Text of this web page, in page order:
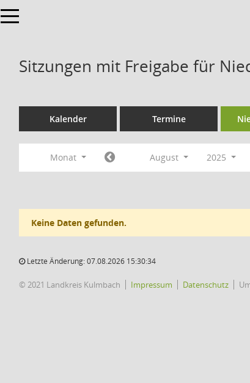
Toggle navigation
Sitzungen mit Freigabe für
Kalender Termine
Monat August 2025
Keine Daten gefunden.
Letzte Änderung: 07.08.2026 15:30:34
© 2021 Landkreis Kulmbach Impressum Datenschutz